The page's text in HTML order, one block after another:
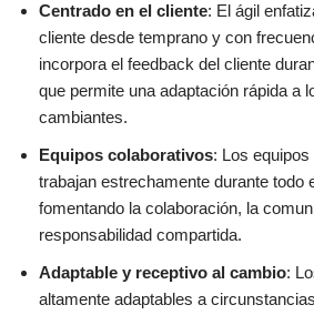
Centrado en el cliente: El ágil
cliente desde temprano y con
incorpora el feedback del cliente
que permite una adaptación rápida a
cambiantes.
Equipos colaborativos: Los
trabajan estrechamente durante todo
fomentando la colaboración, la
responsabilidad compartida.
Adaptable y receptivo al cambio:
altamente adaptables a